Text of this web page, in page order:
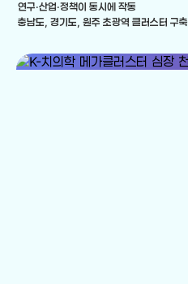
연구·산업·정책이 동시에 작동
충남도, 경기도, 원주 초광역 클러스터 구축